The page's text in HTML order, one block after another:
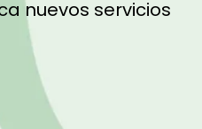
nuevos servicios